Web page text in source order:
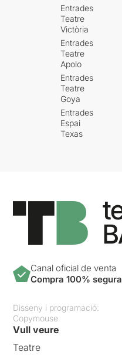
Entrades
Teatre
Victòria
Entrades
Teatre
Apolo
Entrades
Teatre
Goya
Entrades
Espai
Texas
Canal oficial de venta
Compra 100% segura
Disseny i programació:
Copymouse
Vull veure
Teatre